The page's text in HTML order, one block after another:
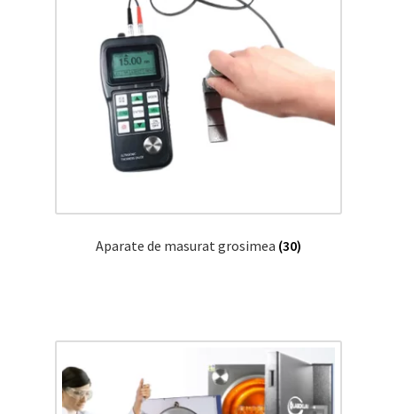
Aparate de masurat grosimea (30)